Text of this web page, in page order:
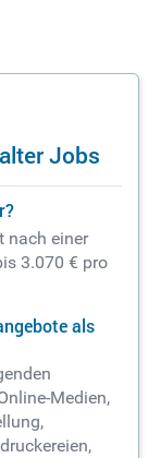
Jobs
nach einer
3.070 € pro
als
Medien,